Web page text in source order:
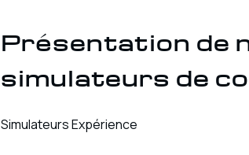
Présentation de
simulateurs de
Simulateurs Expérience